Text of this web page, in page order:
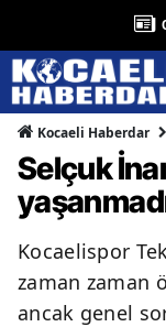
Kocaeli Haberdar
Selçuk
Kocaelispor
zaman zaman
ancak genel